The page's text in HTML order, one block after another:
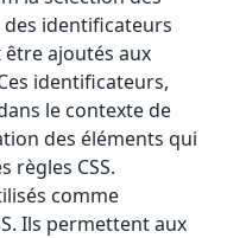
identificateurs
ajoutés aux
identificateurs,
le contexte de
des éléments qui
règles CSS.
comme
Ils permettent aux